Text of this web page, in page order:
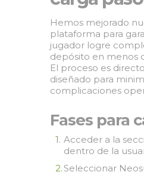
Hemos mejorado
plataforma para
jugador logre
depósito en menos
El proceso es
diseñado para
complicaciones
Fases para
Acceder a la
dentro de la
Seleccionar